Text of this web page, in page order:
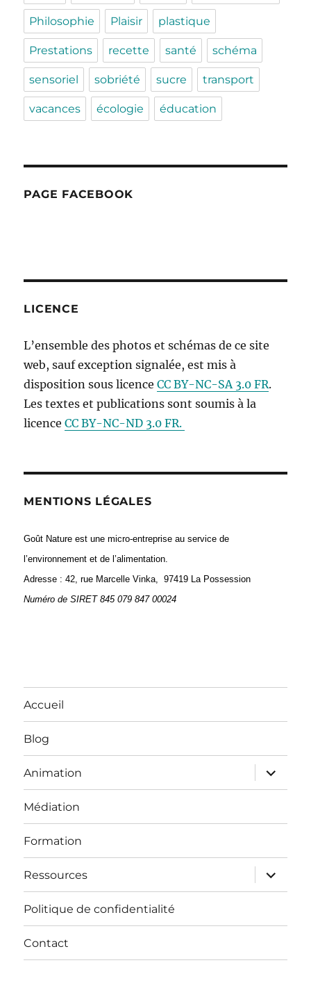
Philosophie Plaisir plastique
Prestations recette santé schéma
sensoriel sobriété sucre transport
vacances écologie éducation
PAGE FACEBOOK
LICENCE
L’ensemble des photos et schémas de ce site
web, sauf exception signalée, est mis à
disposition sous licenceCC BY-NC-SA 3.0 FR.
Les textes et publications sont soumis à la
licenceCC BY-NC-ND 3.0 FR.
MENTIONS LÉGALES
Goût Nature est une micro-entreprise au service de
l’environnement et de l’alimentation.
Adresse : 42, rue Marcelle Vinka, 97419 La Possession
Numéro deSIRET 845 079 847 00024
Accueil
Blog
Animation
ouvrir
le
sous-
Médiation
Formation
Ressources
ouvrir
le
sous-
Politique de confidentialité
Contact